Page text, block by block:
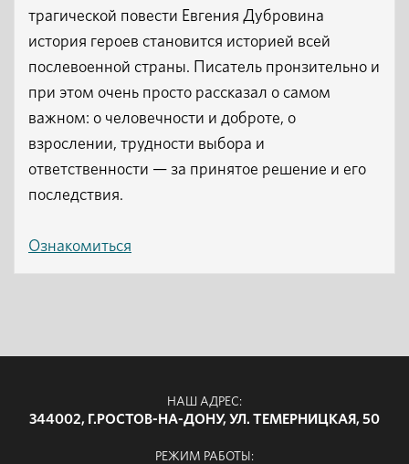
трагической повести Евгения Дубровина
история героев становится историей всей
послевоенной страны. Писатель пронзительно и
при этом очень просто рассказал о самом
важном: о человечности и доброте, о
взрослении, трудности выбора и
ответственности — за принятое решение и его
последствия.
Ознакомиться
НАШ АДРЕС:
344002, Г.РОСТОВ-НА-ДОНУ, УЛ. ТЕМЕРНИЦКАЯ, 50
РЕЖИМ РАБОТЫ: